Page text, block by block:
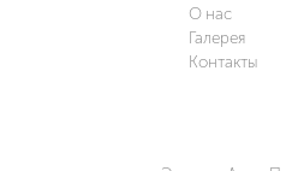
О нас
Галерея
Контакты